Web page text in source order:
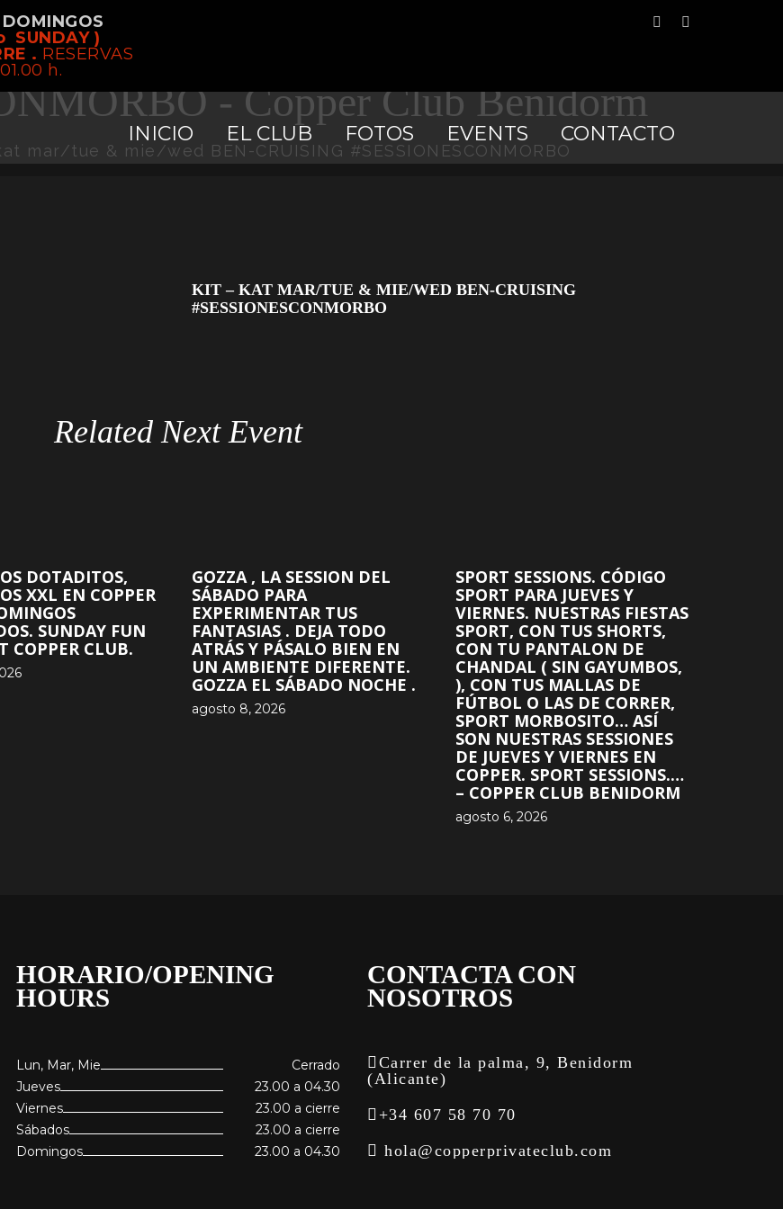
SUNDAY )
. RESERVAS
01.00 h.
INICIO EL CLUB FOTOS EVENTS CONTACTO
& mie/wed BEN-CRUISING
- Copper Club Benidorm
mar/tue & mie/wed BEN-CRUISING #SESSIONESCONMORBO
KIT – KAT MAR/TUE & MIE/WED BEN-CRUISING
#SESSIONESCONMORBO
Related Next Event
DOTADITOS,
XXL EN COPPER
SUNDAY FUN
COPPER CLUB.
GOZZA , LA SESSION DEL
SÁBADO PARA
EXPERIMENTAR TUS
FANTASIAS . DEJA TODO
ATRÁS Y PÁSALO BIEN EN
UN AMBIENTE DIFERENTE.
GOZZA EL SÁBADO NOCHE .
agosto 8, 2026
SPORT SESSIONS. CÓDIGO
SPORT PARA JUEVES Y
VIERNES. NUESTRAS FIESTAS
SPORT, CON TUS SHORTS,
CON TU PANTALON DE
CHANDAL ( SIN GAYUMBOS,
), CON TUS MALLAS DE
FÚTBOL O LAS DE CORRER,
SPORT MORBOSITO… ASÍ
SON NUESTRAS SESSIONES
DE JUEVES Y VIERNES EN
COPPER. SPORT SESSIONS.…
– COPPER CLUB BENIDORM
agosto 6, 2026
HORARIO/OPENING
HOURS
Lun, Mar, Mie
Cerrado
Jueves
23.00 a 04.30
Viernes
23.00 a cierre
Sábados
23.00 a cierre
Domingos
23.00 a 04.30
CONTACTA CON
NOSOTROS
Carrer de la palma, 9, Benidorm
(Alicante)
+34 607 58 70 70
hola@copperprivateclub.com